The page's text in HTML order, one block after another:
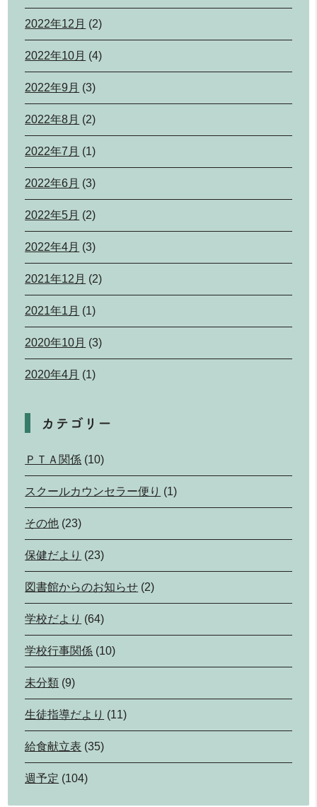
2022年12月 (2)
2022年10月 (4)
2022年9月 (3)
2022年8月 (2)
2022年7月 (1)
2022年6月 (3)
2022年5月 (2)
2022年4月 (3)
2021年12月 (2)
2021年1月 (1)
2020年10月 (3)
2020年4月 (1)
カテゴリー
ＰＴＡ関係 (10)
スクールカウンセラー便り (1)
その他 (23)
保健だより (23)
図書館からのお知らせ (2)
学校だより (64)
学校行事関係 (10)
未分類 (9)
生徒指導だより (11)
給食献立表 (35)
週予定 (104)